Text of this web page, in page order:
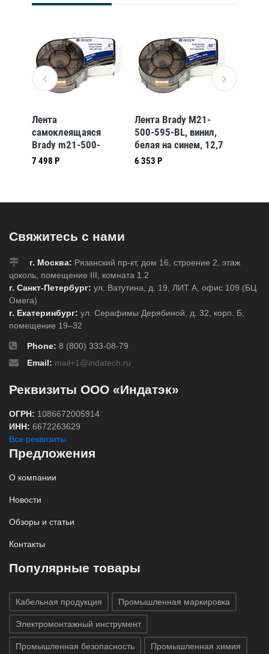
Лента
самоклеящаяся
Brady m21-500-
7425,печать на,
7 498 Р
Лента Brady M21-
500-595-BL, винил,
белая на синем, 12,7
ммх6,4 м
6 353 Р
Свяжитесь с нами
г. Москва: Рязанский пр-кт, дом 16, строение 2, этаж
цоколь, помещение III, комната 1.2
г. Санкт-Петербург: ул. Ватутина, д. 19, ЛИТ А, офис 109 (БЦ
Омега)
г. Екатеринбург: ул. Серафимы Дерябиной, д. 32, корп. Б,
помещение 19–32
Phone: 8 (800) 333-08-79
Email: mail+1@indatech.ru
Реквизиты ООО «Индатэк»
ОГРН: 1086672005914
ИНН: 6672263629
Все реквизиты
Предложения
О компании
Новости
Обзоры и статьи
Контакты
Популярные товары
Кабельная продукция Промышленная маркировка
Электромонтажный инструмент
Промышленная безопасность Промышленная химия